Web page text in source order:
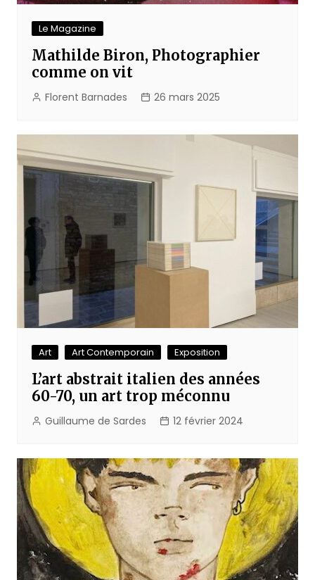
Le Magazine
Mathilde Biron, Photographier
comme on vit
Florent Barnades 26 mars 2025
Art Art Contemporain Exposition
L’art abstrait italien des années
60-70, un art trop méconnu
Guillaume de Sardes 12 février 2024